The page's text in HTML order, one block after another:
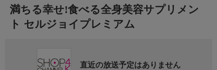
満ちる幸せ!食べる全身美容サプリメン
ト セルジョイプレミアム
直近の放送予定はありません